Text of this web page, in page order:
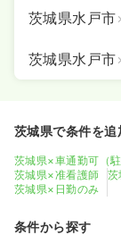
茨城県水戸市
茨城県水戸市
茨城県で条件を追
茨城県×車通勤可（駐
茨城県×准看護師
茨
茨城県×日勤のみ
条件から探す